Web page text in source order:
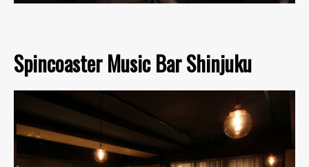
Spincoaster Music Bar Shinjuku